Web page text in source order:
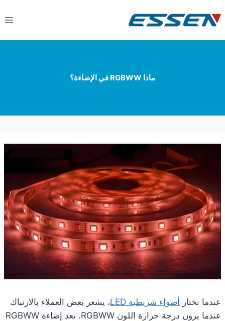
ماذا RGBWW في الإضاءة؟
عندما نختار أضواء شريطية LED
، يشعر بعض العملاء بالارتباك
عندما يرون درجة حرارة اللون RGBWW. تعد إضاءة RGBWW